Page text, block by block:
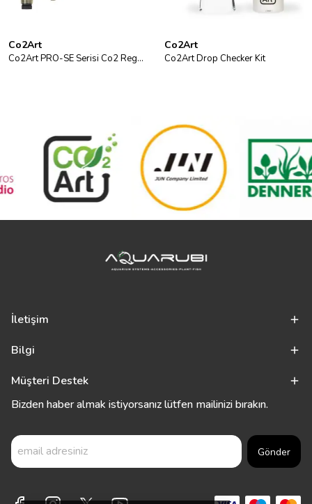
Co2Art
Co2Art PRO-SE Serisi Co2 Regülatör
Co2Art
Co2Art Drop Checker Kit
İletişim
Bilgi
Müşteri Destek
Bizden haber almak istiyorsanız lütfen mailinizi bırakın.
Gönder